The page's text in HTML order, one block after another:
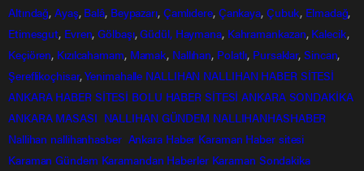
Altındağ,Ayaş, Balâ, Beypazarı, Çamlıdere, Çankaya, Çubuk, Elmadağ,
Etimesgut, Evren,Gölbaşı,Güdül, Haymana, Kahramankazan, Kalecik,
Keçiören, Kızılcahamam, Mamak, Nallıhan, Polatlı, Pursaklar,Sincan,
Şereflikoçhisar,Yenimahalle NALLIHAN NALLIHAN HABER SİTESİ
ANKARA HABER SİTESİ BOLU HABER SİTESİ ANKARA SONDAKİKA
ANKARA MASASI NALLIHAN GÜNDEM NALLIHANHASHABER
Nallihan nallihanhasber Ankara Haber Karaman Haber sitesi
Karaman Gündem Karamandan Haberler Karaman Sondakika